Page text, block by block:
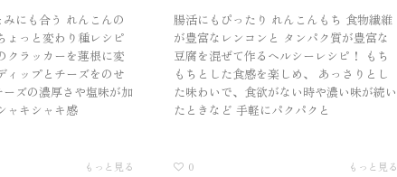
にも合う れんこんの
ょっと変わり種レシピ
クラッカーを蓮根に変
ィップとチーズをのせ
ズの濃厚さや塩味が加
ャキシャキ感
もっと見る
腸活にもぴったり れんこんもち 食物繊維
が豊富なレンコンと タンパク質が豊富な
豆腐を混ぜて作るヘルシーレシピ！ もち
もちとした食感を楽しめ、 あっさりとし
た味わいで、食欲がない時や濃い味が続い
たときなど 手軽にパクパクと
0 もっと見る